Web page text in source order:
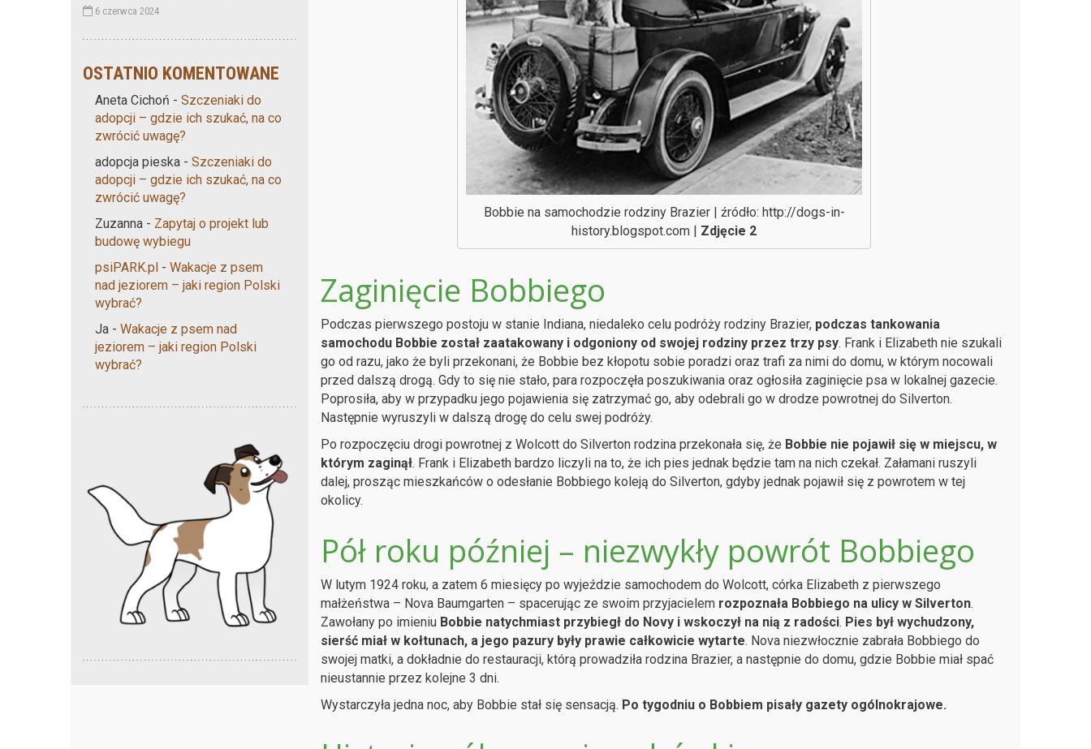
6 czerwca 2024
OSTATNIO KOMENTOWANE
Aneta Cichoń - Szczeniaki do
adopcji – gdzie ich szukać, na co
zwrócić uwagę?
adopcja pieska - Szczeniaki do
adopcji – gdzie ich szukać, na co
zwrócić uwagę?
Zuzanna - Zapytaj o projekt lub
budowę wybiegu
psiPARK.pl - Wakacje z psem
nad jeziorem – jaki region Polski
wybrać?
Ja - Wakacje z psem nad
jeziorem – jaki region Polski
wybrać?
Bobbie na samochodzie rodziny Brazier | źródło: http://dogs-in-
history.blogspot.com | Zdjęcie 2
Zaginięcie Bobbiego
Podczas pierwszego postoju w stanie Indiana, niedaleko celu podróży rodziny Brazier, podczas tankowania
samochodu Bobbie został zaatakowany i odgoniony od swojej rodziny przez trzy psy. Frank i Elizabeth nie szukali
go od razu, jako że byli przekonani, że Bobbie bez kłopotu sobie poradzi oraz trafi za nimi do domu, w którym nocowali
przed dalszą drogą. Gdy to się nie stało, para rozpoczęła poszukiwania oraz ogłosiła zaginięcie psa w lokalnej gazecie.
Poprosiła, aby w przypadku jego pojawienia się zatrzymać go, aby odebrali go w drodze powrotnej do Silverton.
Następnie wyruszyli w dalszą drogę do celu swej podróży.
Po rozpoczęciu drogi powrotnej z Wolcott do Silverton rodzina przekonała się, że Bobbie nie pojawił się w miejscu, w
którym zaginął. Frank i Elizabeth bardzo liczyli na to, że ich pies jednak będzie tam na nich czekał. Załamani ruszyli
dalej, prosząc mieszkańców o odesłanie Bobbiego koleją do Silverton, gdyby jednak pojawił się z powrotem w tej
okolicy.
Pół roku później – niezwykły powrót Bobbiego
W lutym 1924 roku, a zatem 6 miesięcy po wyjeździe samochodem do Wolcott, córka Elizabeth z pierwszego
małżeństwa – Nova Baumgarten – spacerując ze swoim przyjacielem rozpoznała Bobbiego na ulicy w Silverton.
Zawołany po imieniu Bobbie natychmiast przybiegł do Novy i wskoczył na nią z radości. Pies był wychudzony,
sierść miał w kołtunach, a jego pazury były prawie całkowicie wytarte. Nova niezwłocznie zabrała Bobbiego do
swojej matki, a dokładnie do restauracji, którą prowadziła rodzina Brazier, a następnie do domu, gdzie Bobbie miał spać
nieustannie przez kolejne 3 dni.
Wystarczyła jedna noc, aby Bobbie stał się sensacją. Po tygodniu o Bobbiem pisały gazety ogólnokrajowe.